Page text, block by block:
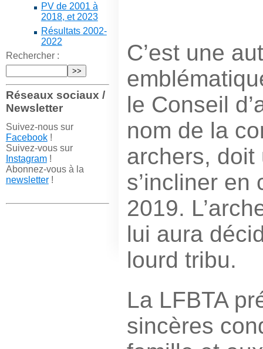
PV de 2001 à
2018, et 2023
Résultats 2002-
2022
Rechercher :
Réseaux sociaux /
Newsletter
Suivez-nous sur
Facebook!
Suivez-vous sur
Instagram!
Abonnez-vous à la
newsletter!
C’est une
le Conseil
nom de la
archers, doit
s’incliner en
2019.
lui aura
lourd tribu.
La LFBTA
sincères